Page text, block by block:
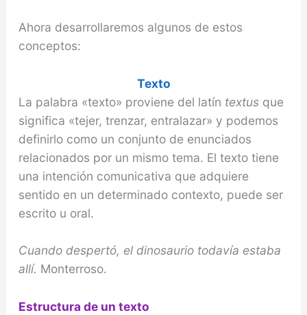
Ahora desarrollaremos algunos de estos
conceptos:
Texto
La palabra «texto» proviene del latín textus que
significa «tejer, trenzar, entralazar» y podemos
definirlo como un conjunto de enunciados
relacionados por un mismo tema. El texto tiene
una intención comunicativa que adquiere
sentido en un determinado contexto, puede ser
escrito u oral.
Cuando despertó, el dinosaurio todavía estaba
allí. Monterroso.
Estructura de un texto